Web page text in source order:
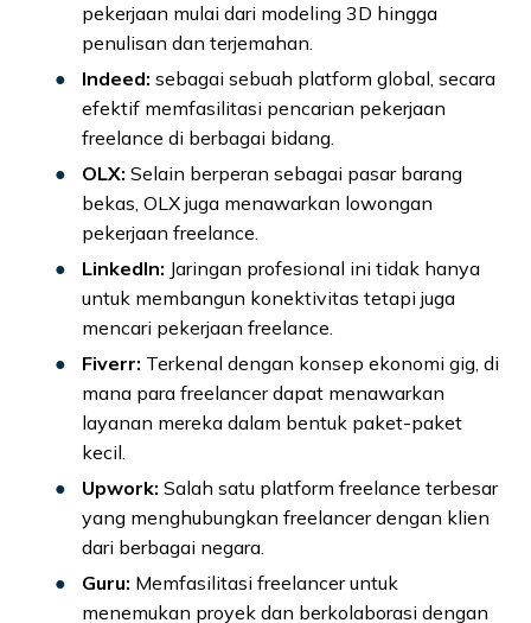
pekerjaan mulai dari modeling 3D hingga
penulisan dan terjemahan.
Indeed: sebagai sebuah platform global, secara
efektif memfasilitasi pencarian pekerjaan
freelance di berbagai bidang.
OLX: Selain berperan sebagai pasar barang
bekas, OLX juga menawarkan lowongan
pekerjaan freelance.
LinkedIn: Jaringan profesional ini tidak hanya
untuk membangun konektivitas tetapi juga
mencari pekerjaan freelance.
Fiverr: Terkenal dengan konsep ekonomi gig, di
mana para freelancer dapat menawarkan
layanan mereka dalam bentuk paket-paket
kecil.
Upwork: Salah satu platform freelance terbesar
yang menghubungkan freelancer dengan klien
dari berbagai negara.
Guru: Memfasilitasi freelancer untuk
menemukan proyek dan berkolaborasi dengan